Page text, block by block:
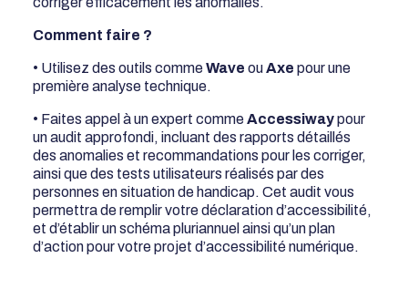
Comment faire ?
• Utilisez des outils commeWave ouAxe pour une
première analyse technique.
• Faites appel à un expert commeAccessiwaypour
un audit approfondi, incluant des rapports détaillés
des anomalies et recommandations pour les corriger,
ainsi que des tests utilisateurs réalisés par des
personnes en situation de handicap. Cet audit vous
permettra de remplir votre déclaration d’accessibilité,
et d’établir un schéma pluriannuel ainsi qu’un plan
d’action pour votre projet d’accessibilité numérique.